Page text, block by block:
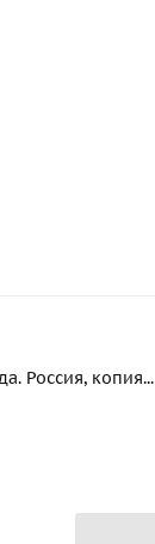
Россия, копия...